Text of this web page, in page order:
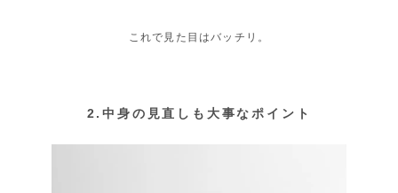
これで見た目はバッチリ。
2.中身の見直しも大事なポイント